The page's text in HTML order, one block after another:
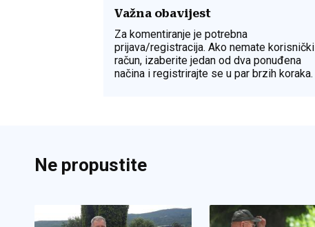
Važna obavijest
Za komentiranje je potrebna
prijava/registracija. Ako nemate korisnički
račun, izaberite jedan od dva ponuđena
načina i registrirajte se u par brzih koraka.
Ne propustite